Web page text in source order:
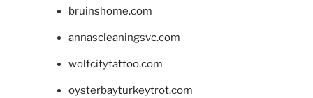
bruinshome.com
annascleaningsvc.com
wolfcitytattoo.com
oysterbayturkeytrot.com